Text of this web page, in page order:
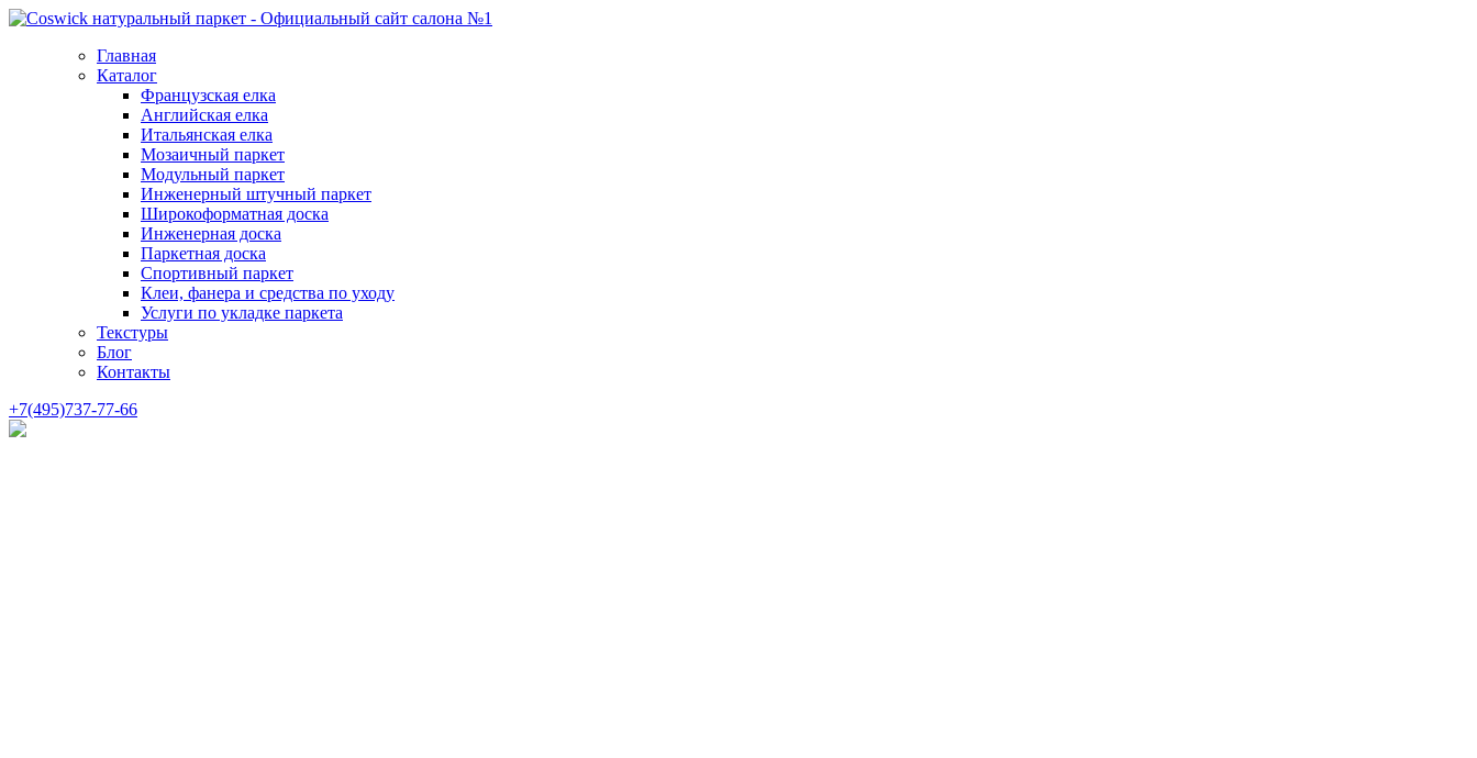
Главная
Каталог
Французская елка
Английская елка
Итальянская елка
Мозаичный паркет
Модульный паркет
Инженерный штучный паркет
Широкоформатная доска
Инженерная доска
Паркетная доска
Спортивный паркет
Клеи, фанера и средства по уходу
Услуги по укладке паркета
Текстуры
Блог
Контакты
+7(495)737-77-66